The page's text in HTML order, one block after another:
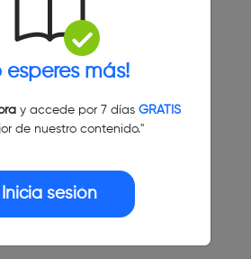
esperes más!
y accede por 7 días GRATIS
de nuestro contenido."
Inicia sesión